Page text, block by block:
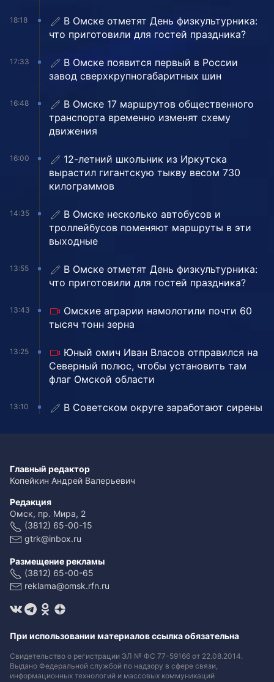
18:18
В Омске отметят День физкультурника:
что приготовили для гостей праздника?
17:33
В Омске появится первый в России
завод сверхкрупногабаритных шин
16:48
В Омске 17 маршрутов общественного
транспорта временно изменят схему
движения
16:00
12-летний школьник из Иркутска
вырастил гигантскую тыкву весом 730
килограммов
14:35
В Омске несколько автобусов и
троллейбусов поменяют маршруты в эти
выходные
13:55
В Омске отметят День физкультурника:
что приготовили для гостей праздника?
13:43
Омские аграрии намолотили почти 60
тысяч тонн зерна
13:25
Юный омич Иван Власов отправился на
Северный полюс, чтобы установить там
флаг Омской области
13:10 В Советском округе заработают сирены
Главный редактор
Копейкин Андрей Валерьевич
Редакция
Омск, пр. Мира, 2
(3812) 65-00-15
gtrk@inbox.ru
Размещение рекламы
(3812) 65-00-65
reklama@omsk.rfn.ru
При использовании материалов ссылка обязательна
Свидетельство о регистрации ЭЛ № ФС 77-59166 от 22.08.2014.
Выдано Федеральной службой по надзору в сфере связи,
информационных технологий и массовых коммуникаций